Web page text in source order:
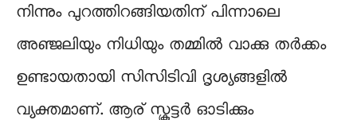
നിന്നും പുറത്തിറങ്ങിയതിന് പിന്നാലെ
അഞ്ജലിയും നിധിയും തമ്മിൽ വാക്കു തർക്കം
ഉണ്ടായതായി സിസിടിവി ദൃശ്യങ്ങളിൽ
വ്യക്തമാണ്. ആര് സ്കൂട്ടർ ഓടിക്കും